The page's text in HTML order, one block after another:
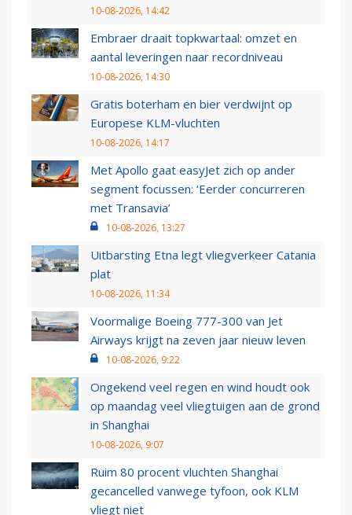
10-08-2026, 14:42
Embraer draait topkwartaal: omzet en
aantal leveringen naar recordniveau
10-08-2026, 14:30
Gratis boterham en bier verdwijnt op
Europese KLM-vluchten
10-08-2026, 14:17
Met Apollo gaat easyJet zich op ander
segment focussen: ‘Eerder concurreren
met Transavia’
10-08-2026, 13:27
Uitbarsting Etna legt vliegverkeer Catania
plat
10-08-2026, 11:34
Voormalige Boeing 777-300 van Jet
Airways krijgt na zeven jaar nieuw leven
10-08-2026, 9:22
Ongekend veel regen en wind houdt ook
op maandag veel vliegtuigen aan de grond
in Shanghai
10-08-2026, 9:07
Ruim 80 procent vluchten Shanghai
gecancelled vanwege tyfoon, ook KLM
vliegt niet